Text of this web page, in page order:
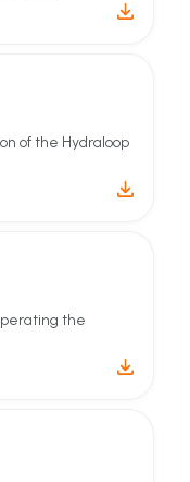
of the Hydraloop
the